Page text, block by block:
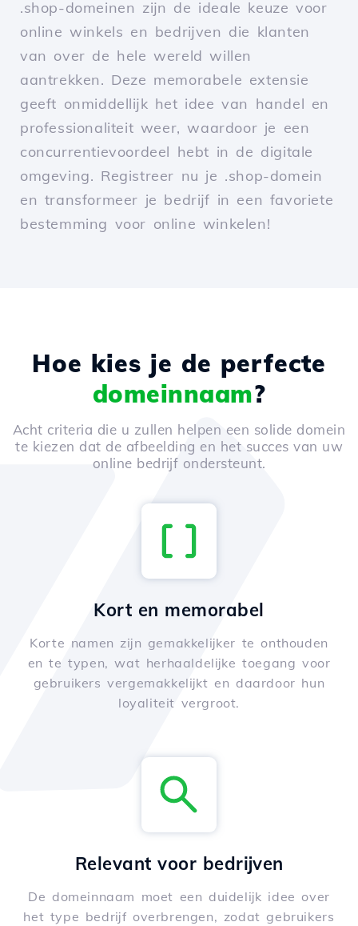
.shop-domeinen zijn de ideale keuze voor
online winkels en bedrijven die klanten
van over de hele wereld willen
aantrekken. Deze memorabele extensie
geeft onmiddellijk het idee van handel en
professionaliteit weer, waardoor je een
concurrentievoordeel hebt in de digitale
omgeving. Registreer nu je .shop-domein
en transformeer je bedrijf in een favoriete
bestemming voor online winkelen!
Hoe kies je de perfecte
domeinnaam?
Acht criteria die u zullen helpen een solide domein
te kiezen dat de afbeelding en het succes van uw
online bedrijf ondersteunt.
Kort en memorabel
Korte namen zijn gemakkelijker te onthouden
en te typen, wat herhaaldelijke toegang voor
gebruikers vergemakkelijkt en daardoor hun
loyaliteit vergroot.
Relevant voor bedrijven
De domeinnaam moet een duidelijk idee over
het type bedrijf overbrengen, zodat gebruikers